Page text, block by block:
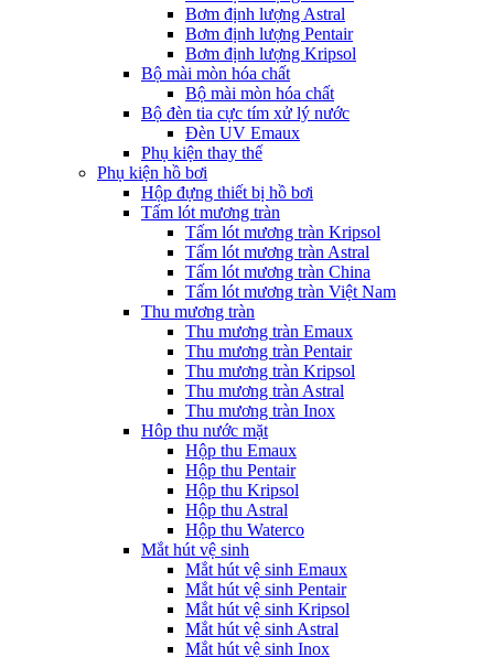
Bơm định lượng Astral
Bơm định lượng Pentair
Bơm định lượng Kripsol
Bộ mài mòn hóa chất
Bộ mài mòn hóa chất
Bộ đèn tia cực tím xử lý nước
Đèn UV Emaux
Phụ kiện thay thế
Phụ kiện hồ bơi
Hộp đựng thiết bị hồ bơi
Tấm lót mương tràn
Tấm lót mương tràn Kripsol
Tấm lót mương tràn Astral
Tấm lót mương tràn China
Tấm lót mương tràn Việt Nam
Thu mương tràn
Thu mương tràn Emaux
Thu mương tràn Pentair
Thu mương tràn Kripsol
Thu mương tràn Astral
Thu mương tràn Inox
Hôp thu nước mặt
Hộp thu Emaux
Hộp thu Pentair
Hộp thu Kripsol
Hộp thu Astral
Hộp thu Waterco
Mắt hút vệ sinh
Mắt hút vệ sinh Emaux
Mắt hút vệ sinh Pentair
Mắt hút vệ sinh Kripsol
Mắt hút vệ sinh Astral
Mắt hút vệ sinh Inox